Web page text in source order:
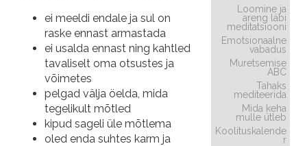
Loomine ja
areng läbi
meditatsiooni
Emotsionaalne
vabadus
Muretsemise
ABC
Tahaks
mediteerida
Mida keha
mulle ütleb
Koolituskalende
r
ei meeldi endale ja sul on
raske ennast armastada
ei usalda ennast ning kahtled
tavaliselt oma otsustes ja
võimetes
pelgad välja öelda, mida
tegelikult mõtled
kipud sageli üle mõtlema
oled enda suhtes karm ja